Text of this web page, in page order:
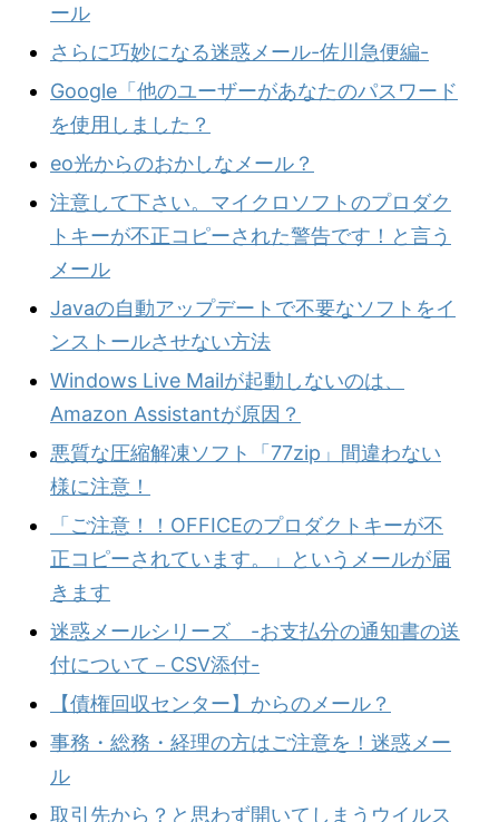
ール
さらに巧妙になる迷惑メール-佐川急便編-
Google「他のユーザーがあなたのパスワード
を使用しました？
eo光からのおかしなメール？
注意して下さい。マイクロソフトのプロダク
トキーが不正コピーされた警告です！と言う
メール
Javaの自動アップデートで不要なソフトをイ
ンストールさせない方法
Windows Live Mailが起動しないのは、
Amazon Assistantが原因？
悪質な圧縮解凍ソフト「77zip」間違わない
様に注意！
「ご注意！！OFFICEのプロダクトキーが不
正コピーされています。」というメールが届
きます
迷惑メールシリーズ -お支払分の通知書の送
付について－CSV添付-
【債権回収センター】からのメール？
事務・総務・経理の方はご注意を！迷惑メー
ル
取引先から？と思わず開いてしまうウイルス